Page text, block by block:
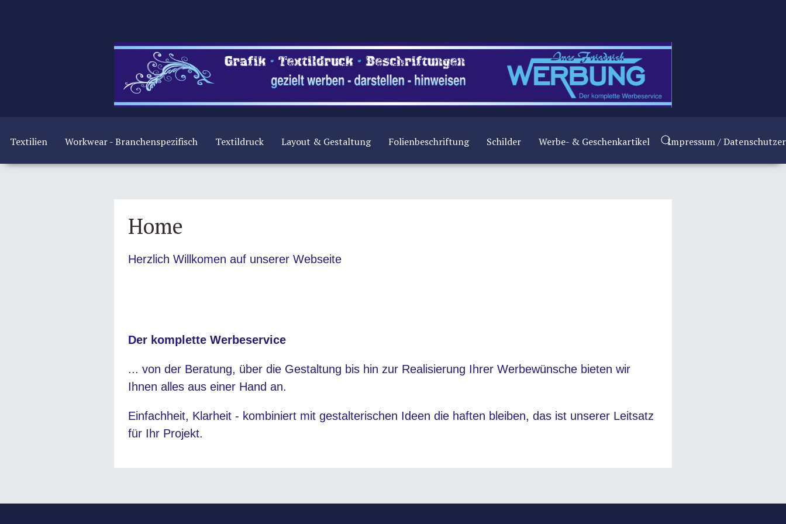
Textilien Workwear - Branchenspezifisch Textildruck Layout & Gestaltung Folienbeschriftung Schilder Werbe- & Geschenkartikel Impressum /
Home
Herzlich Willkomen auf unserer Webseite
Der komplette Werbeservice
... von der Beratung, über die Gestaltung bis hin zur Realisierung Ihrer Werbewünsche bieten wir
Ihnen alles aus einer Hand an.
Einfachheit, Klarheit - kombiniert mit gestalterischen Ideen die haften bleiben, das ist unserer Leitsatz
für Ihr Projekt.